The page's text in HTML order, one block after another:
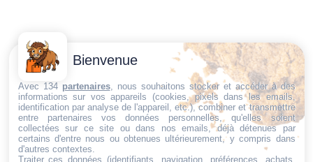
Trouvez ce qu'il vous faut,
au bon endroit
Conditions
générales
de vente
Politique de
cookies
Politique de
confidentialité
Contactez-
Nous
Email:
dt@sasbms.fr
Bienvenue
Avec 134 partenaires, nous souhaitons stocker et accéder à des
informations sur vos appareils (cookies, pixels dans les emails,
identification par analyse de l'appareil, etc.), combiner et transmettre
entre partenaires vos données personnelles, qu'elles soient
collectées sur ce site ou dans nos emails, déjà détenues par
certains d'entre nous ou obtenues ultérieurement, y compris dans
d'autres contextes.
Traiter ces données (identifiants, navigation, préférences, achats,